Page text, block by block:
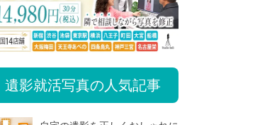
遺影就活写真の人気記事